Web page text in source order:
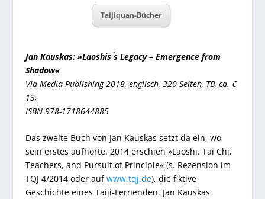
Taijiquan-Bücher
Jan Kauskas: »Laoshis ́s Legacy – Emergence from
Shadow«
Via Media Publishing 2018, englisch, 320 Seiten, TB, ca. €
13,
ISBN 978-1718644885
Das zweite Buch von Jan Kauskas setzt da ein, wo
sein erstes aufhörte. 2014 erschien »Laoshi. Tai Chi,
Teachers, and Pursuit of Principle« (s. Rezension im
TQJ 4/2014 oder aufwww.tqj.de), die fiktive
Geschichte eines Taiji-Lernenden. Jan Kauskas